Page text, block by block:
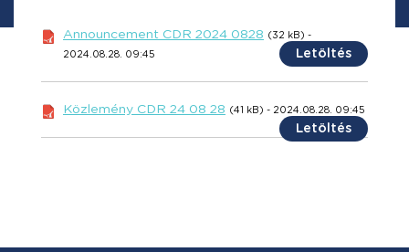
Announcement CDR 2024 0828 (32 kB) -
2024.08.28. 09:45 Letöltés
Közlemény CDR 24 08 28 (41 kB) - 2024.08.28. 09:45
Letöltés